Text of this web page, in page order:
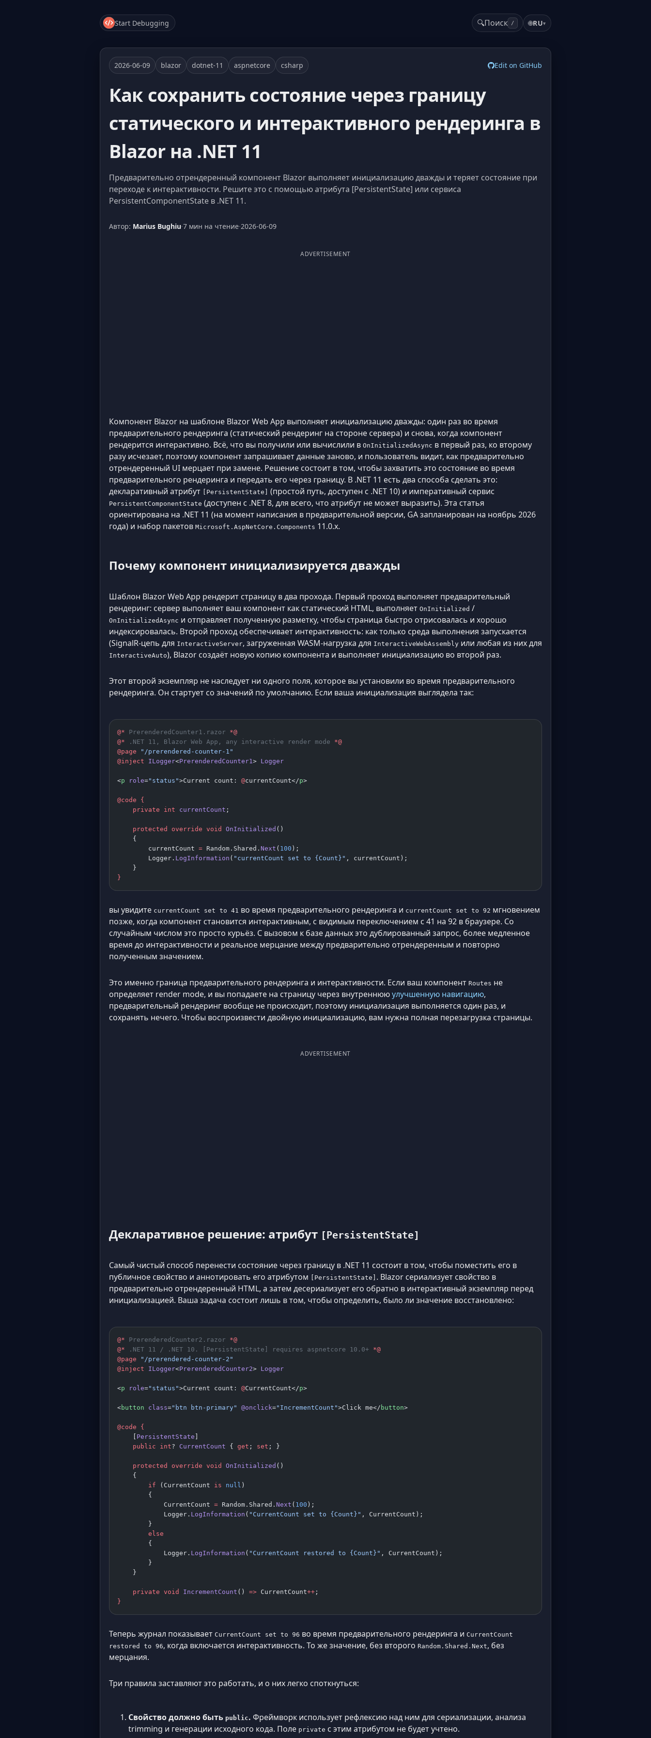
Start Debugging 🔍Поиск / 🌐RU▾
2026-06-09 blazor dotnet-11 aspnetcore csharp Edit on GitHub
Как сохранить состояние через границу
статического и интерактивного рендеринга в
Blazor на .NET 11
Предварительно отрендеренный компонент Blazor выполняет инициализацию дважды и теряет состояние при
переходе к интерактивности. Решите это с помощью атрибута [PersistentState] или сервиса
PersistentComponentState в .NET 11.
Автор: Marius Bughiu·7 мин на чтение·2026-06-09
ADVERTISEMENT
Компонент Blazor на шаблоне Blazor Web App выполняет инициализацию дважды: один раз во время
предварительного рендеринга (статический рендеринг на стороне сервера) и снова, когда компонент
рендерится интерактивно. Всё, что вы получили или вычислили в OnInitializedAsync в первый раз, ко второму
разу исчезает, поэтому компонент запрашивает данные заново, и пользователь видит, как предварительно
отрендеренный UI мерцает при замене. Решение состоит в том, чтобы захватить это состояние во время
предварительного рендеринга и передать его через границу. В .NET 11 есть два способа сделать это:
декларативный атрибут
[PersistentState] (простой путь, доступен с .NET 10) и императивный сервис
PersistentComponentState (доступен с .NET 8, для всего, что атрибут не может выразить). Эта статья
ориентирована на .NET 11 (на момент написания в предварительной версии, GA запланирован на ноябрь 2026
года) и набор пакетов Microsoft.AspNetCore.Components 11.0.x.
Почему компонент инициализируется дважды
Шаблон Blazor Web App рендерит страницу в два прохода. Первый проход выполняет предварительный
рендеринг: сервер выполняет ваш компонент как статический HTML, выполняет OnInitialized /
OnInitializedAsync и отправляет полученную разметку, чтобы страница быстро отрисовалась и хорошо
индексировалась. Второй проход обеспечивает интерактивность: как только среда выполнения запускается
(SignalR-цепь для InteractiveServer, загруженная WASM-нагрузка для InteractiveWebAssembly или любая из них для
InteractiveAuto), Blazor создаёт новую копию компонента и выполняет инициализацию во второй раз.
Этот второй экземпляр не наследует ни одного поля, которое вы установили во время предварительного
рендеринга. Он стартует со значений по умолчанию. Если ваша инициализация выглядела так:
@* PrerenderedCounter1.razor *@
@* .NET 11, Blazor Web App, any interactive render mode *@
@page "/prerendered-counter-1"
@inject ILogger<PrerenderedCounter1 > Logger
<p role="status">Current count: @currentCount</p>
@code {
    private
int currentCount ;
    protected
override void OnInitialized ()
    {
        currentCount
= Random.Shared. Next ( 100 );
        Logger.
LogInformation ( "currentCount set to {Count}" , currentCount);
    }
}
вы увидите currentCount set to 41 во время предварительного рендеринга и currentCount set to 92 мгновением
позже, когда компонент становится интерактивным, с видимым переключением с 41 на 92 в браузере. Со
случайным числом это просто курьёз. С вызовом к базе данных это дублированный запрос, более медленное
время до интерактивности и реальное мерцание между предварительно отрендеренным и повторно
полученным значением.
Это именно граница предварительного рендеринга и интерактивности. Если ваш компонент Routes не
определяет render mode, и вы попадаете на страницу через внутреннююулучшенную навигацию,
предварительный рендеринг вообще не происходит, поэтому инициализация выполняется один раз, и
сохранять нечего. Чтобы воспроизвести двойную инициализацию, вам нужна полная перезагрузка страницы.
ADVERTISEMENT
Декларативное решение: атрибут [PersistentState]
Самый чистый способ перенести состояние через границу в .NET 11 состоит в том, чтобы поместить его в
публичное свойство и аннотировать его атрибутом [PersistentState] . Blazor сериализует свойство в
предварительно отрендеренный HTML, а затем десериализует его обратно в интерактивный экземпляр перед
инициализацией. Ваша задача состоит лишь в том, чтобы определить, было ли значение восстановлено:
@* PrerenderedCounter2.razor *@
@* .NET 11 / .NET 10. [PersistentState] requires aspnetcore 10.0+ *@
@page "/prerendered-counter-2"
@inject ILogger<PrerenderedCounter2> Logger
<p role="status">Current count: @CurrentCount</p>
<button class="btn btn-primary" @onclick="IncrementCount">Click me</ button>
@code {
    [
PersistentState ]
    public
int? CurrentCount { get ; set ; }
    protected
override void OnInitialized ()
    {
        if
(CurrentCount is null )
        {
            CurrentCount
= Random.Shared. Next ( 100 );
            Logger.
LogInformation ( "CurrentCount set to {Count}" , CurrentCount);
        }
        else
        {
            Logger.
LogInformation ( "CurrentCount restored to {Count}" , CurrentCount);
        }
    }
    private
void IncrementCount () => CurrentCount++ ;
}
Теперь журнал показывает CurrentCount set to 96 во время предварительного рендеринга и CurrentCount
restored to 96, когда включается интерактивность. То же значение, без второго Random.Shared.Next, без
мерцания.
Три правила заставляют это работать, и о них легко споткнуться:
Свойство должно быть public. Фреймворк использует рефлексию над ним для сериализации, анализа
trimming и генерации исходного кода. Поле private с этим атрибутом не будет учтено.